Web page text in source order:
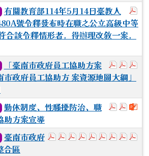
有關教育部114年5月14日臺教人
號令釋發布時在職之公立高級中等
合該令釋情形者，得辦理改敘一案，
於彈跳
於彈
「臺南市政府員工協助方案
政府員工協助方 案資源地圖大綱」
於彈跳
於彈
勤休制度、性騷擾防治、職
助方案宣導
於彈跳視窗觀看：1.臺
於彈跳視窗觀看：2.
於彈跳視窗觀看：
於彈跳視窗觀
於彈跳視窗
於彈跳視
於彈跳
於彈
臺南市政府
合區